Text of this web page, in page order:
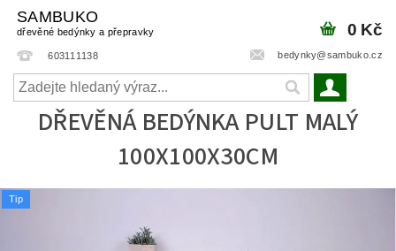
SAMBUKO
dřevěné bedýnky a přepravky
603111138 bedynky@sambuko.cz
0 Kč
DŘEVĚNÁ BEDÝNKA PULT MALÝ
100X100X30CM
Tip